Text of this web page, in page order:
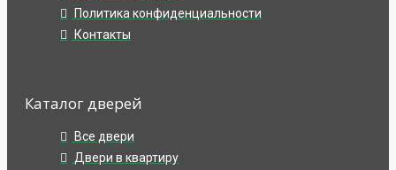
Политика конфиденциальности
Контакты
Каталог дверей
Все двери
Двери в квартиру